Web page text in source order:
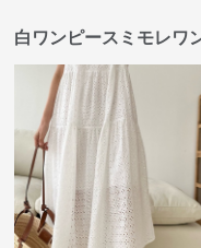
白ワンピースミモレワ